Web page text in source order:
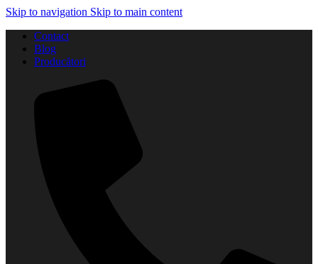
Skip to navigation Skip to main content
Contact
Blog
Producători